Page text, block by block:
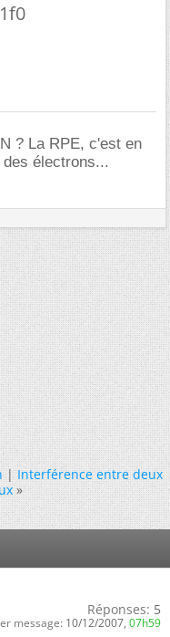
? La RPE, c'est en
électrons...
|Interférence entre deux
»
Réponses: 5
message: 10/12/2007, 07h59